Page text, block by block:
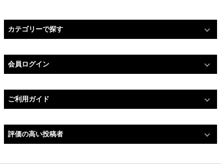
カテゴリーで探す
会員ログイン
ご利用ガイド
評価の高い投稿者